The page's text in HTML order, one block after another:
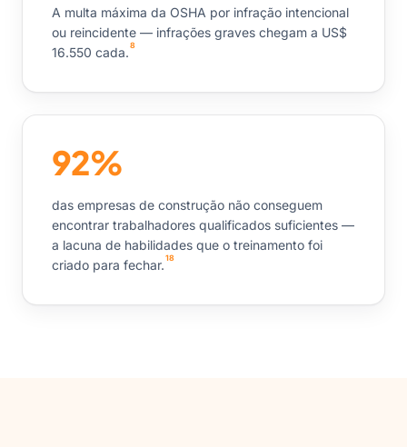
A multa máxima da OSHA por infração intencional
ou reincidente — infrações graves chegam a US$
16.550 cada. 8
92%
das empresas de construção não conseguem
encontrar trabalhadores qualificados suficientes —
a lacuna de habilidades que o treinamento foi
criado para fechar. 18